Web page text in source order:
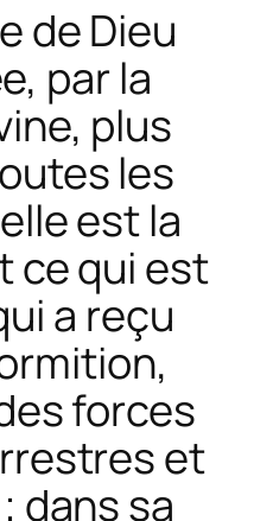
de Dieu
par la
plus
les
est la
ce qui est
a reçu
forces
et
dans sa